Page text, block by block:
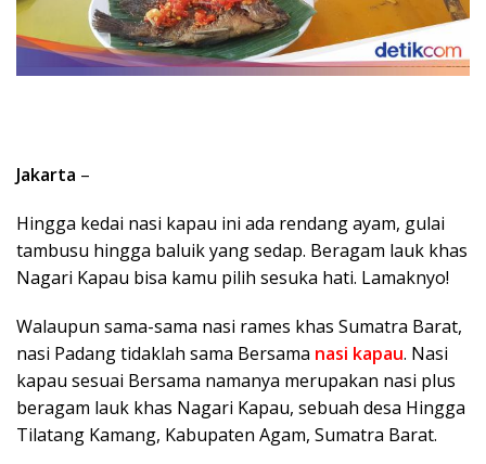
Jakarta –
Hingga kedai nasi kapau ini ada rendang ayam, gulai
tambusu hingga baluik yang sedap. Beragam lauk khas
Nagari Kapau bisa kamu pilih sesuka hati. Lamaknyo!
Walaupun sama-sama nasi rames khas Sumatra Barat,
nasi Padang tidaklah sama Bersama nasi kapau. Nasi
kapau sesuai Bersama namanya merupakan nasi plus
beragam lauk khas Nagari Kapau, sebuah desa Hingga
Tilatang Kamang, Kabupaten Agam, Sumatra Barat.